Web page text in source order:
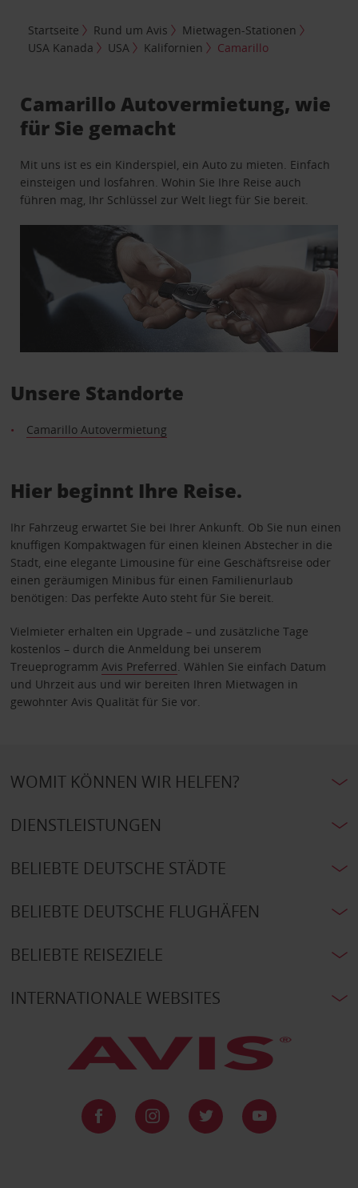
Startseite Rund um Avis
Mietwagen-Stationen
USA Kanada
USA Kalifornien Camarillo
Camarillo Autovermietung, wie
für Sie gemacht
Mit uns ist es ein Kinderspiel, ein Auto zu mieten. Einfach
einsteigen und losfahren. Wohin Sie Ihre Reise auch
führen mag, Ihr Schlüssel zur Welt liegt für Sie bereit.
Unsere Standorte
Camarillo Autovermietung
Hier beginnt Ihre Reise.
Ihr Fahrzeug erwartet Sie bei Ihrer Ankunft. Ob Sie nun einen
knuffigen Kompaktwagen für einen kleinen Abstecher in die
Stadt, eine elegante Limousine für eine Geschäftsreise oder
einen geräumigen Minibus für einen Familienurlaub
benötigen: Das perfekte Auto steht für Sie bereit.
Vielmieter erhalten ein Upgrade – und zusätzliche Tage
kostenlos – durch die Anmeldung bei unserem
Treueprogramm Avis Preferred . Wählen Sie einfach Datum
und Uhrzeit aus und wir bereiten Ihren Mietwagen in
gewohnter Avis Qualität für Sie vor.
WOMIT KÖNNEN WIR HELFEN?
DIENSTLEISTUNGEN
BELIEBTE DEUTSCHE STÄDTE
BELIEBTE DEUTSCHE FLUGHÄFEN
BELIEBTE REISEZIELE
INTERNATIONALE WEBSITES